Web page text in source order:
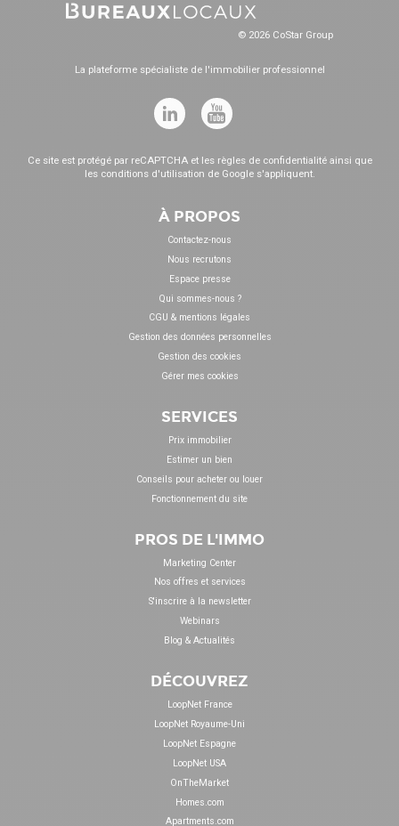
© 2026 CoStar Group
La plateforme spécialiste de l'immobilier professionnel
Ce site est protégé par reCAPTCHA et les règles de confidentialitéainsi que
les conditions d'utilisation de Google s'appliquent.
À PROPOS
Contactez-nous
Nous recrutons
Espace presse
Qui sommes-nous ?
CGU & mentions légales
Gestion des données personnelles
Gestion des cookies
Gérer mes cookies
SERVICES
Prix immobilier
Estimer un bien
Conseils pour acheter ou louer
Fonctionnement du site
PROS DE L'IMMO
Marketing Center
Nos offres et services
S'inscrire à la newsletter
Webinars
Blog & Actualités
DÉCOUVREZ
LoopNet France
LoopNet Royaume-Uni
LoopNet Espagne
LoopNet USA
OnTheMarket
Homes.com
Apartments.com